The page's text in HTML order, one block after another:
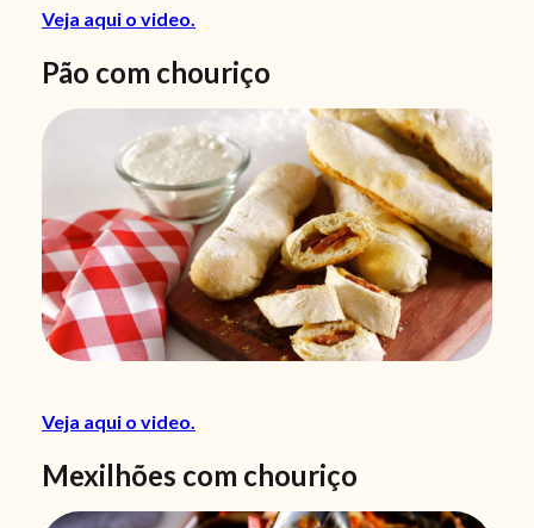
Veja aqui o video.
Pão com chouriço
Veja aqui o video.
Mexilhões com chouriço